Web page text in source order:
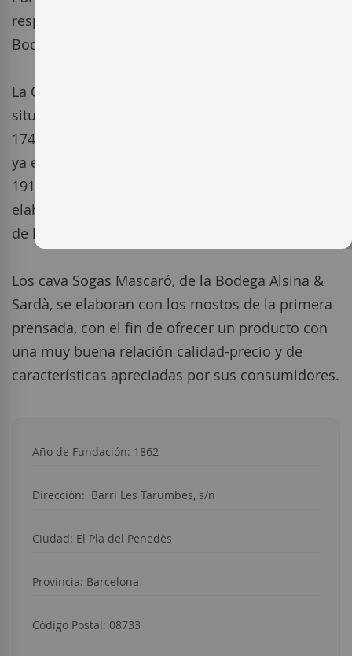
responsables de la gestión y desarrollo de la
Bodega.
La Cava Sogas Mascaró de Alsina & Sardà, está
situada en La Masía Fontallada construida en
1742, en el municipio de
ya exportaba mostos y vinos fortificados desde
1910,
elaborados con las variedades cultivadas
de la finca.
Los cava Sogas Mascaró, de la Bodega Alsina &
Sardà, se elaboran con los mostos de la primera
prensada, con el fin de ofrecer un producto con
una muy buena relación calidad-precio y de
características apreciadas por sus consumidores.
Año de Fundación: 1862
Dirección: Barri Les Tarumbes, s/n
Ciudad: El Pla del Penedès
Provincia: Barcelona
Código Postal: 08733